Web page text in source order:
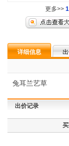
更多>> 1
详细信息
兔耳兰艺草
出价记录